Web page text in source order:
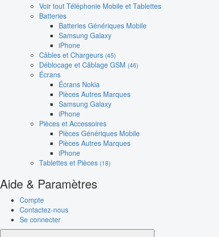
Voir tout Téléphonie Mobile et Tablettes
Batteries
Batteries Génériques Mobile
Samsung Galaxy
iPhone
Câbles et Chargeurs (45)
Déblocage et Câblage GSM (46)
Écrans
Écrans Nokia
Pièces Autres Marques
Samsung Galaxy
iPhone
Pièces et Accessoires
Pièces Génériques Mobile
Pièces Autres Marques
iPhone
Tablettes et Pièces (18)
Aide & Paramètres
Compte
Contactez-nous
Se connecter